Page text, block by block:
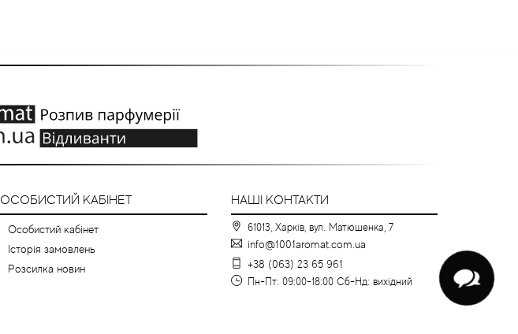
ОСОБИСТИЙ КАБІНЕТ
Особистий кабінет
Історія замовлень
Розсилка новин
НАШІ КОНТАКТИ
61013, Харків, вул. Матюшенка, 7
info@1001aromat.com.ua
+38 (063) 23 65 961
Пн-Пт: 09:00-18:00 Сб-Нд: вихідний